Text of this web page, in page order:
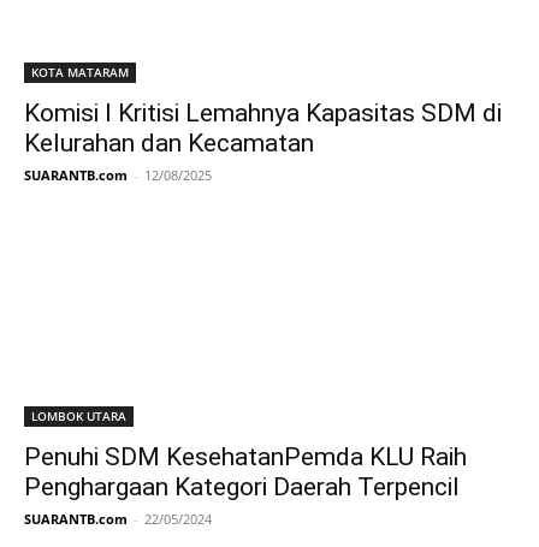
KOTA MATARAM
Komisi I Kritisi Lemahnya Kapasitas SDM di
Kelurahan dan Kecamatan
SUARANTB.com - 12/08/2025
LOMBOK UTARA
Penuhi SDM KesehatanPemda KLU Raih
Penghargaan Kategori Daerah Terpencil
SUARANTB.com - 22/05/2024